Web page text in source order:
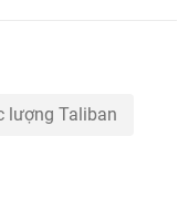
lượng Taliban